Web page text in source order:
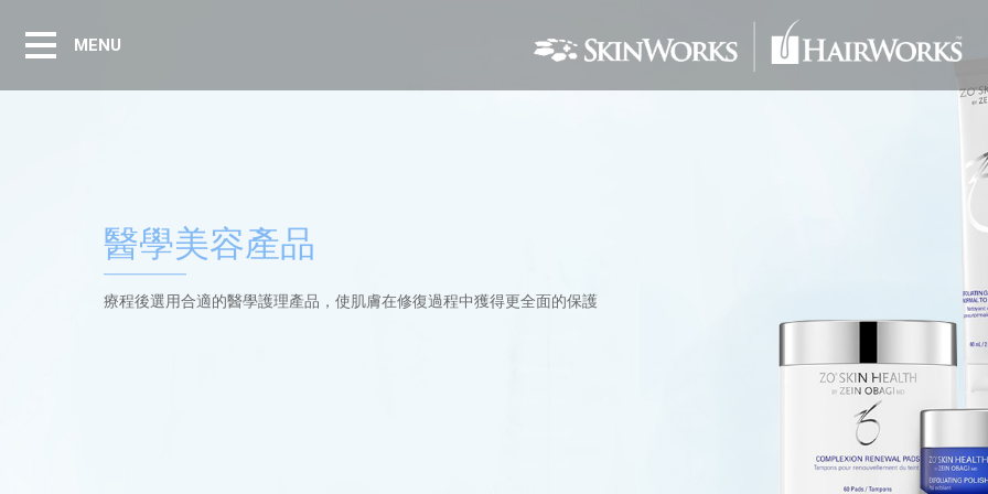
MENU
醫學美容產品
療程後選用合適的醫學護理產品，使肌膚在修復過程中獲得更全面的保護